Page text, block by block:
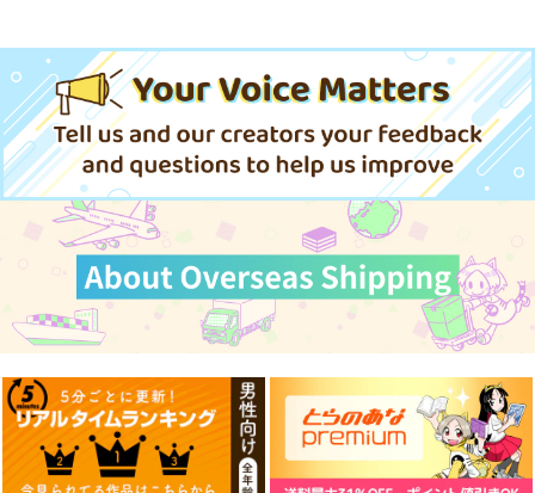
専売 2,178円（税込）
オリジナル
サンプル
カート
オリジナル
サンプル
1,430 （税込）
オリジナル
サンプル
カート